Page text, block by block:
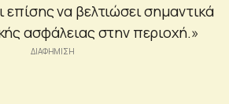
επίσης να βελτιώσει σημαντικά
ασφάλειας στην περιοχή.»